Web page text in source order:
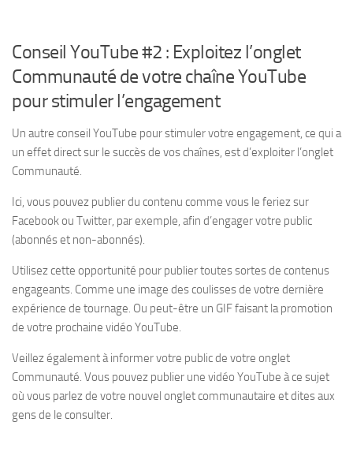
Conseil YouTube #2 : Exploitez l’onglet
Communauté de votre chaîne YouTube
pour stimuler l’engagement
Un autre conseil YouTube pour stimuler votre engagement, ce qui a
un effet direct sur le succès de vos chaînes, est d’exploiter l’onglet
Communauté.
Ici, vous pouvez publier du contenu comme vous le feriez sur
Facebook ou Twitter, par exemple, afin d’engager votre public
(abonnés et non-abonnés).
Utilisez cette opportunité pour publier toutes sortes de contenus
engageants. Comme une image des coulisses de votre dernière
expérience de tournage. Ou peut-être un GIF faisant la promotion
de votre prochaine vidéo YouTube.
Veillez également à informer votre public de votre onglet
Communauté. Vous pouvez publier une vidéo YouTube à ce sujet
où vous parlez de votre nouvel onglet communautaire et dites aux
gens de le consulter.